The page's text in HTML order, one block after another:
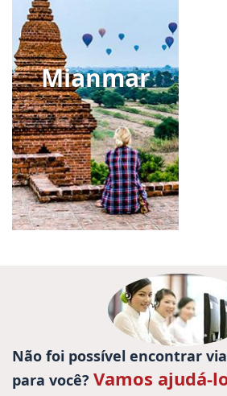
Mianmar
Não foi possível encontrar
para você? Vamos ajudá-